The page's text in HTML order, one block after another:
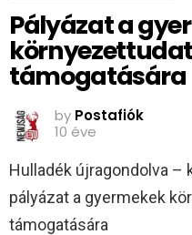
Pályázat a
támogatására
by Postafiók
10 éve
Hulladék újragondolva –
pályázat a gyermekek
támogatására